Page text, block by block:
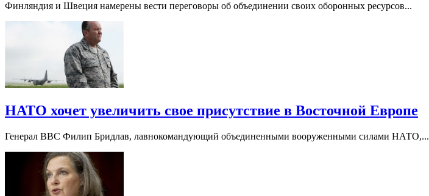
Финляндия и Швеция намерены вести переговоры об объединении своих оборонных ресурсов...
НАТО хочет увеличить свое присутствие в Восточной Европе
Генерал ВВС Филип Бридлав, лавнокомандующий объединенными вооруженными силами НАТО,...